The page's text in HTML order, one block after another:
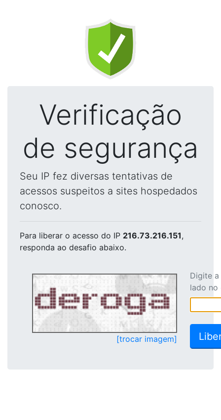
Verificação
de segurança
Seu IP fez diversas tentativas de
acessos suspeitos a sites hospedados
conosco.
Para liberar o acesso do IP 216.73.216.151,
responda ao desafio abaixo.
[trocar imagem]
Digite
lado no